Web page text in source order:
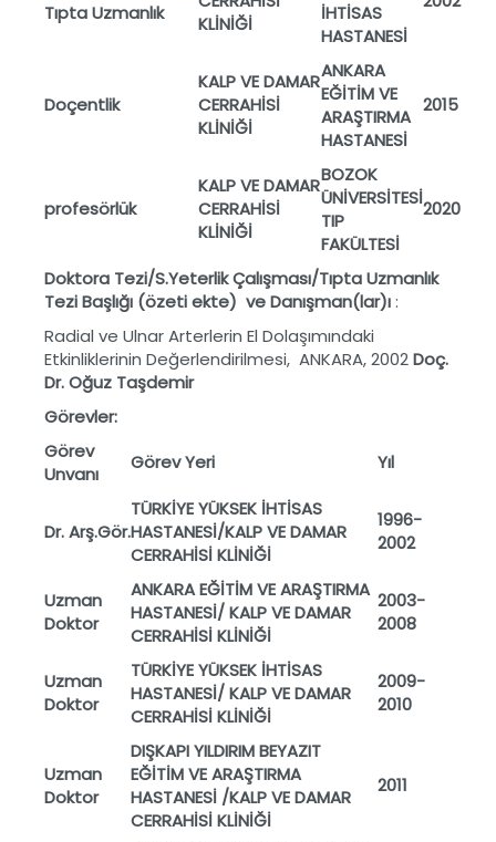
Tıpta Uzmanlık
KLİNİĞİ
İHTİSAS
HASTANESİ
Doçentlik
KALP VE DAMAR
CERRAHİSİ
KLİNİĞİ
ANKARA
EĞİTİM VE
ARAŞTIRMA
HASTANESİ
2015
profesörlük
KALP VE DAMAR
CERRAHİSİ
KLİNİĞİ
BOZOK
ÜNİVERSİTESİ
TIP
FAKÜLTESİ
2020
Doktora Tezi/S.YeterlikÇalışması/Tıpta Uzmanlık
Tezi Başlığı (özetiekte) veDanışman(lar)ı:
Radial ve Ulnar Arterlerin El Dolaşımındaki
Etkinliklerinin Değerlendirilmesi, ANKARA, 2002Doç.
Dr. Oğuz Taşdemir
Görevler:
Görev
Unvanı
Görev Yeri Yıl
Dr. Arş.Gör.
TÜRKİYE YÜKSEK İHTİSAS
HASTANESİ/KALP VE DAMAR
CERRAHİSİ KLİNİĞİ
1996-
2002
Uzman
Doktor
ANKARA EĞİTİM VE ARAŞTIRMA
HASTANESİ/ KALP VE DAMAR
CERRAHİSİ KLİNİĞİ
2003-
2008
Uzman
Doktor
TÜRKİYE YÜKSEK İHTİSAS
HASTANESİ/ KALP VE DAMAR
CERRAHİSİ KLİNİĞİ
2009-
2010
Uzman
Doktor
DIŞKAPI YILDIRIM BEYAZIT
EĞİTİM VE ARAŞTIRMA
HASTANESİ /KALP VE DAMAR
CERRAHİSİ KLİNİĞİ
2011